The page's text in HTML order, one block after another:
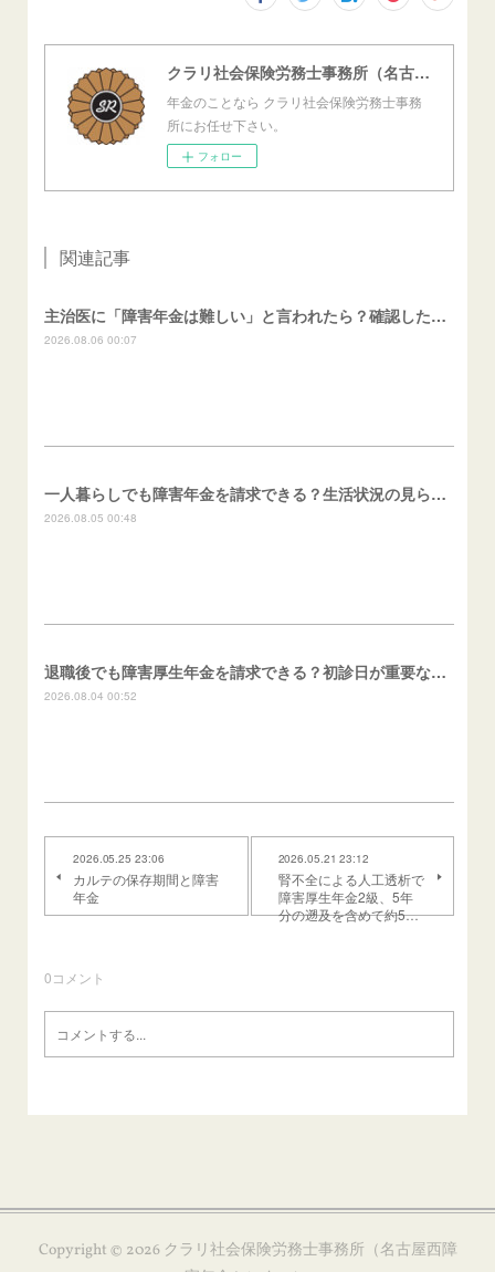
クラリ社会保険労務士事務所（名古屋西障害年金センター）
年金のことなら クラリ社会保険労務士事務
所にお任せ下さい。
フォロー
関連記事
主治医に「障害年金は難しい」と言われたら？確認したいこと
2026.08.06 00:07
一人暮らしでも障害年金を請求できる？生活状況の見られ方
2026.08.05 00:48
退職後でも障害厚生年金を請求できる？初診日が重要な理由
2026.08.04 00:52
2026.05.25 23:06
カルテの保存期間と障害
年金
2026.05.21 23:12
腎不全による人工透析で
障害厚生年金2級、5年
分の遡及を含めて約5…
0コメント
Copyright © 2026 クラリ社会保険労務士事務所（名古屋西障